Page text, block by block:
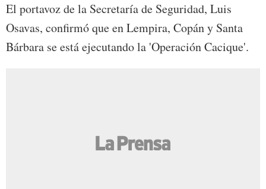
El portavoz de la Secretaría de Seguridad, Luis
Osavas, confirmó que en Lempira, Copán y Santa
Bárbara se está ejecutando la 'Operación Cacique'.